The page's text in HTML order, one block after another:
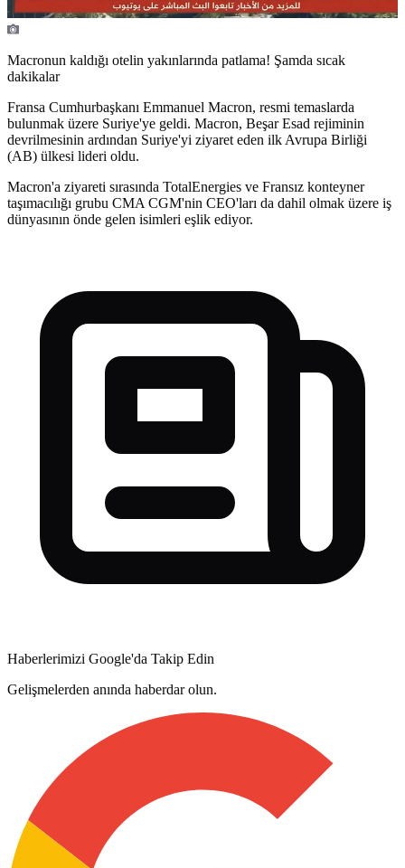
Macronun kaldığı otelin yakınlarında patlama! Şamda sıcak
dakikalar
Fransa Cumhurbaşkanı Emmanuel Macron, resmi temaslarda
bulunmak üzere Suriye'ye geldi. Macron, Beşar Esad rejiminin
devrilmesinin ardından Suriye'yi ziyaret eden ilk Avrupa Birliği
(AB) ülkesi lideri oldu.
Macron'a ziyareti sırasında TotalEnergies ve Fransız konteyner
taşımacılığı grubu CMA CGM'nin CEO'ları da dahil olmak üzere iş
dünyasının önde gelen isimleri eşlik ediyor.
Haberlerimizi Google'da Takip Edin
Gelişmelerden anında haberdar olun.